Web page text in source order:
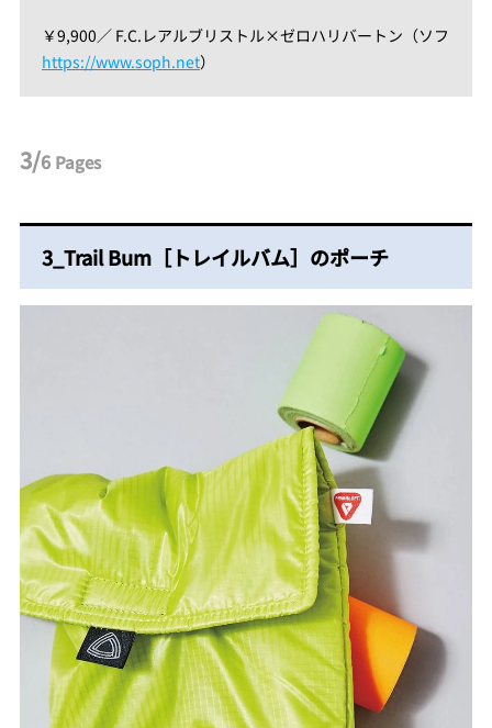
￥9,900／ F.C.レアルブリストル×ゼロハリバートン（ソフ
https://www.soph.net）
3/6 Pages
3_Trail Bum［トレイルバム］のポーチ